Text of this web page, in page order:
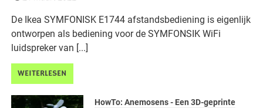
De Ikea SYMFONISK E1744 afstandsbediening is eigenlijk
ontworpen als bediening voor de SYMFONSIK WiFi
luidspreker van [...]
WEITERLESEN
HowTo: Anemosens - Een 3D-geprinte